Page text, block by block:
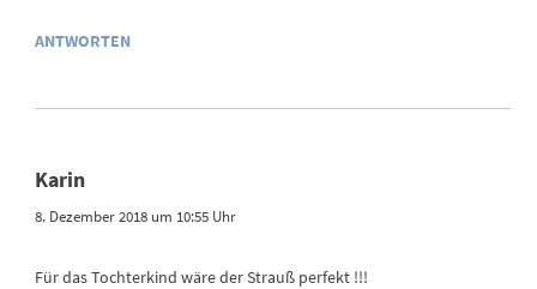
ANTWORTEN
Karin
8. Dezember 2018 um 10:55 Uhr
Für das Tochterkind wäre der Strauß perfekt !!!